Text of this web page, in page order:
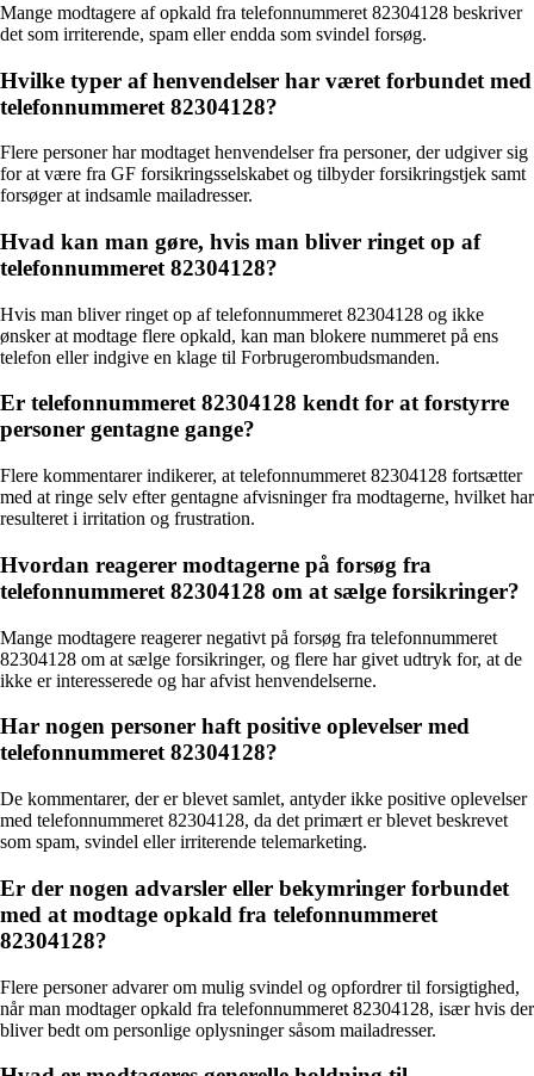
Mange modtagere af opkald fra telefonnummeret 82304128 beskriver
det som irriterende, spam eller endda som svindel forsøg.
Hvilke typer af henvendelser har været forbundet med
telefonnummeret 82304128?
Flere personer har modtaget henvendelser fra personer, der udgiver sig
for at være fra GF forsikringsselskabet og tilbyder forsikringstjek samt
forsøger at indsamle mailadresser.
Hvad kan man gøre, hvis man bliver ringet op af
telefonnummeret 82304128?
Hvis man bliver ringet op af telefonnummeret 82304128 og ikke
ønsker at modtage flere opkald, kan man blokere nummeret på ens
telefon eller indgive en klage til Forbrugerombudsmanden.
Er telefonnummeret 82304128 kendt for at forstyrre
personer gentagne gange?
Flere kommentarer indikerer, at telefonnummeret 82304128 fortsætter
med at ringe selv efter gentagne afvisninger fra modtagerne, hvilket har
resulteret i irritation og frustration.
Hvordan reagerer modtagerne på forsøg fra
telefonnummeret 82304128 om at sælge forsikringer?
Mange modtagere reagerer negativt på forsøg fra telefonnummeret
82304128 om at sælge forsikringer, og flere har givet udtryk for, at de
ikke er interesserede og har afvist henvendelserne.
Har nogen personer haft positive oplevelser med
telefonnummeret 82304128?
De kommentarer, der er blevet samlet, antyder ikke positive oplevelser
med telefonnummeret 82304128, da det primært er blevet beskrevet
som spam, svindel eller irriterende telemarketing.
Er der nogen advarsler eller bekymringer forbundet
med at modtage opkald fra telefonnummeret
82304128?
Flere personer advarer om mulig svindel og opfordrer til forsigtighed,
når man modtager opkald fra telefonnummeret 82304128, især hvis der
bliver bedt om personlige oplysninger såsom mailadresser.